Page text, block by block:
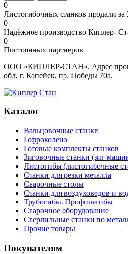
0
Листогибочных станков продали за
0
Надёжное производство Киплер-
0
Постоянных партнеров
ООО «КИПЛЕР-СТАН». Адрес
обл, г. Копейск, пр. Победы 70а.
Каталог
Вальцовочные станки
Гофроколено
Готовые комплекты станков
Зиговочные станки (зиг
Листогибы (листогибочные
Станки для резки металла
Сварочные столы
Станки для воздуховодов и
Трубогибы. Профилегибы
Сварочное оборудование
Сверлильные станки по
Прочие товары
Покупателям